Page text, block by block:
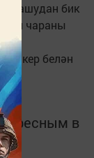
бик
чараны
фикер белән
в